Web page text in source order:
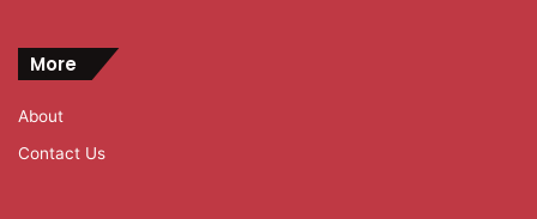
More
About
Contact Us